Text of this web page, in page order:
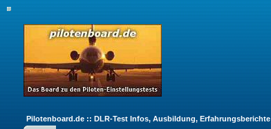
Pilotenboard.de :: DLR-Test Infos, Ausbildung,